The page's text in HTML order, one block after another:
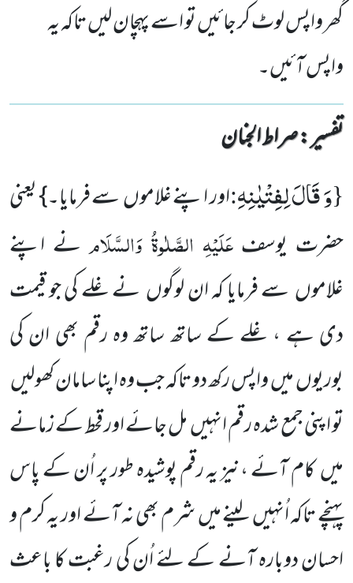
گھر واپس لوٹ کر جائیں تو اسے پہچان لیں تاکہ یہ
واپس آئیں۔
تفسیر : ‎صراط الجنان
{وَ قَالَ لِفِتْیٰنِهِ:اور اپنے غلاموں سے فرمایا۔} یعنی
حضرت یوسفعَلَیْہِ الصَّلٰوۃُ وَالسَّلَام نے اپنے
غلاموں سے فرمایا کہ ان لوگوں نے غلے کی جو قیمت
دی ہے ، غلے کے ساتھ ساتھ وہ رقم بھی ان کی
بوریوں میں واپس رکھ دو تاکہ جب وہ اپنا سامان کھولیں
تو اپنی جمع شدہ رقم انہیں مل جائے اور قحط کے زمانے
میں کام آئے ،نیز یہ رقم پوشیدہ طور پر اُن کے پاس
پہنچے تاکہ اُنہیں لینے میں شرم بھی نہ آئے اور یہ کرم و
احسان دوبارہ آنے کے لئے اُن کی رغبت کا باعث